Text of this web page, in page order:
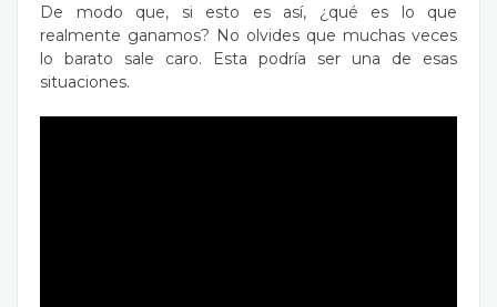
De modo que, si esto es así, ¿qué es lo que
realmente ganamos? No olvides que muchas veces
lo barato sale caro. Esta podría ser una de esas
situaciones.